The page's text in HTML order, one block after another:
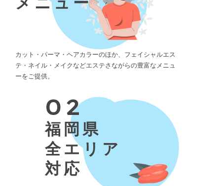
カット・パーマ・ヘアカラーのほか、フェイシャルエス
テ・ネイル・メイクなどエステさながらの豊富なメニュ
ーをご提供。
02
福岡県
全エリア
対応